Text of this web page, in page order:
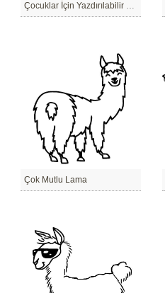
Çocuklar İçin Yazdırılabilir Lama
Çok Mutlu Lama